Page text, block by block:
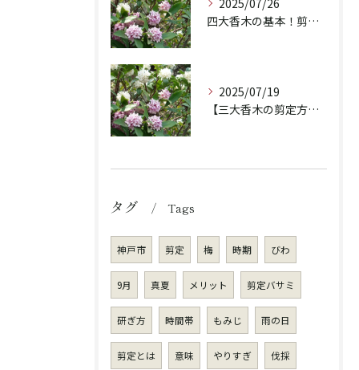
2025/07/26
四大香木の基本！剪定の重要性と違いを解説！
2025/07/19
【三大香木の剪定方法】香りを楽しむ庭木のお手入れ
タグ Tags
神戸市 剪定 梅 時期 びわ
9月 真夏 メリット 剪定バサミ
研ぎ方 時間帯 もみじ 雨の日
剪定とは 意味 やりすぎ 伐採